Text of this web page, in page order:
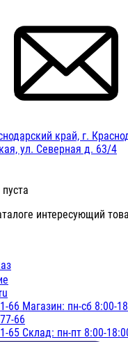
край, г.
ул. Северная д. 63/4
интересующий
66 Магазин: пн-сб 8:00-
66
65 Склад: пн-пт 8:00-